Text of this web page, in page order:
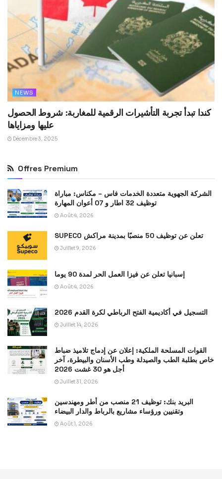
NEWS
كندا تبدأ تجربة التأشيرات الرقمية للمغاربة: شروط الحصول
عليها ومزاياها
Décembre 3, 2025
Offres Premium
الشركة الجهوية متعددة الخدمات فاس – مكناس: مباراة
توظيف 32 اطار و 07 أعوان المهارة
Août 4, 2026
SUPECO تعلن عن توظيف 50 منصبًا بمدينة مراكش
Juillet 9, 2026
Août 4, 2026
التسجيل في أكاديمية الفتح الرباطي لكرة القدم 2026
Juillet 14, 2026
القوات المسلحة الملكية: إعلان عن إدماج تلاميذ ضباط
خاص بطلبة الطب والصيدلة وطب الأسنان والبيطرة، آخر
أجل هو 30 غشت 2026
Juillet 31, 2026
البريد بنك: توظيف 21 منصب من أطر ومهندسين
وتقنيين ورؤساء مشاريع بالرباط والدار البيضاء
Août 1, 2026